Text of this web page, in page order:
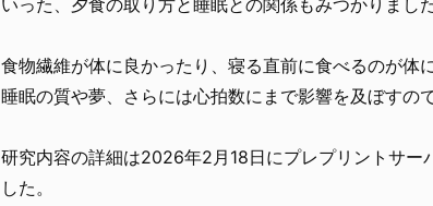
いった、夕食の取り方と睡眠との関係もみつかりました
食物繊維が体に良かったり、寝る直前に食べるのが体
睡眠の質や夢、さらには心拍数にまで影響を及ぼすの
研究内容の詳細は2026年2月18日にプレプリントサー
した。